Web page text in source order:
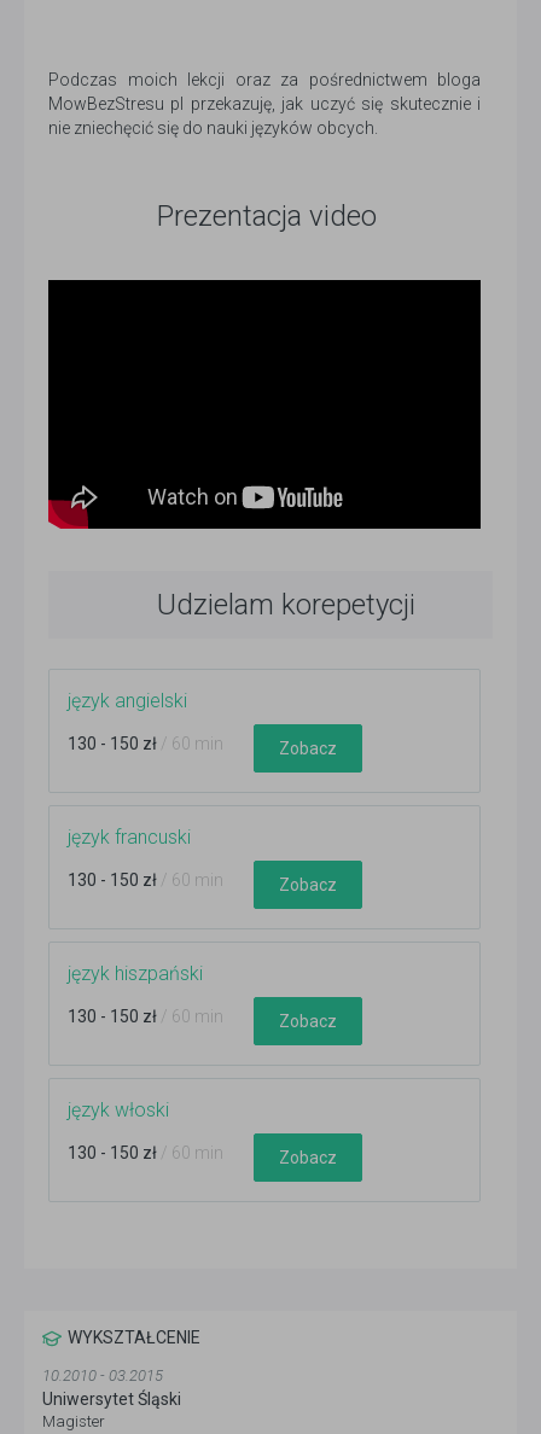
Podczas moich lekcji oraz za pośrednictwem bloga
MowBezStresu pl przekazuję, jak uczyć się skutecznie i
nie zniechęcić się do nauki języków obcych.
Prezentacja video
Udzielam korepetycji
język angielski
130 - 150 zł / 60 min Zobacz
język francuski
130 - 150 zł / 60 min Zobacz
język hiszpański
130 - 150 zł / 60 min Zobacz
język włoski
130 - 150 zł / 60 min Zobacz
WYKSZTAŁCENIE
10.2010 - 03.2015
Uniwersytet Śląski
Magister